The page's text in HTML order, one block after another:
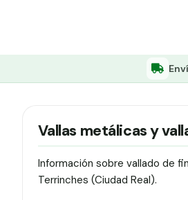
Vallas metálicas y
Información sobre vallado de
Terrinches (Ciudad Real).